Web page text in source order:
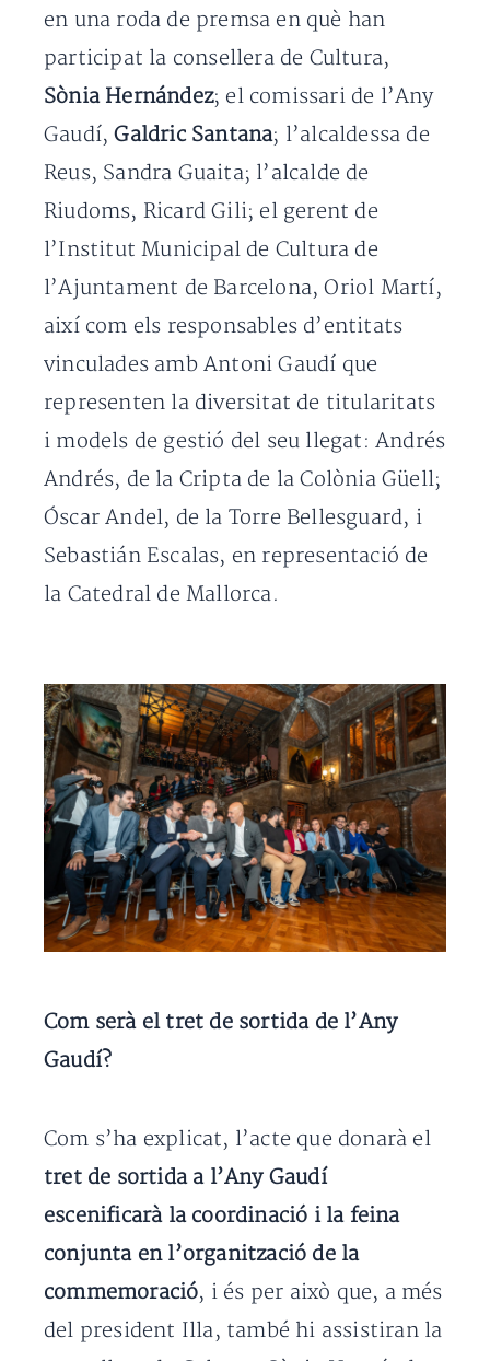
en una roda de premsa en què han
participat la consellera de Cultura,
Sònia Hernández; el comissari de l’Any
Gaudí,Galdric Santana; l’alcaldessa de
Reus, Sandra Guaita; l’alcalde de
Riudoms, Ricard Gili; el gerent de
l’Institut Municipal de Cultura de
l’Ajuntament de Barcelona, Oriol Martí,
així com els responsables d’entitats
vinculades amb Antoni Gaudí que
representen la diversitat de titularitats
i models de gestió del seu llegat: Andrés
Andrés, de la Cripta de la Colònia Güell;
Óscar Andel, de la Torre Bellesguard, i
Sebastián Escalas, en representació de
la Catedral de Mallorca.
Com serà el tret de sortida de l’Any
Gaudí?
Com s’ha explicat, l’acte que donarà el
tret de sortida a l’Any Gaudí
escenificarà la coordinació i la feina
conjunta en l’organització de la
commemoració, i és per això que, a més
del president Illa, també hi assistiran la